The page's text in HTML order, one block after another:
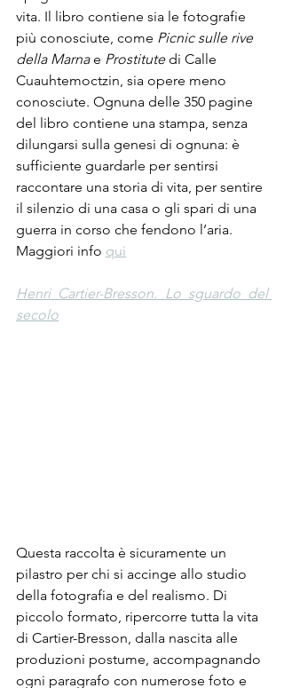
vita. Il libro contiene sia le fotografie
più conosciute, come Picnic sulle rive
della Marna e Prostitute di Calle
Cuauhtemoctzin, sia opere meno
conosciute. Ognuna delle 350 pagine
del libro contiene una stampa, senza
dilungarsi sulla genesi di ognuna: è
sufficiente guardarle per sentirsi
raccontare una storia di vita, per sentire
il silenzio di una casa o gli spari di una
guerra in corso che fendono l’aria.
Maggiori info qui
Henri Cartier-Bresson. Lo sguardo del
secolo
Questa raccolta è sicuramente un
pilastro per chi si accinge allo studio
della fotografia e del realismo. Di
piccolo formato, ripercorre tutta la vita
di Cartier-Bresson, dalla nascita alle
produzioni postume, accompagnando
ogni paragrafo con numerose foto e